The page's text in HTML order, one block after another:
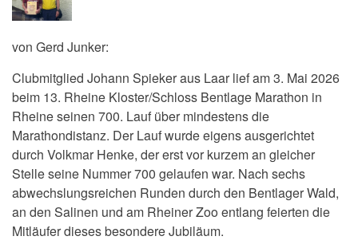
von Gerd Junker:
Clubmitglied Johann Spieker aus Laar lief am 3. Mai 2026
beim 13. Rheine Kloster/Schloss Bentlage Marathon in
Rheine seinen 700. Lauf über mindestens die
Marathondistanz. Der Lauf wurde eigens ausgerichtet
durch Volkmar Henke, der erst vor kurzem an gleicher
Stelle seine Nummer 700 gelaufen war. Nach sechs
abwechslungsreichen Runden durch den Bentlager Wald,
an den Salinen und am Rheiner Zoo entlang feierten die
Mitläufer dieses besondere Jubiläum.